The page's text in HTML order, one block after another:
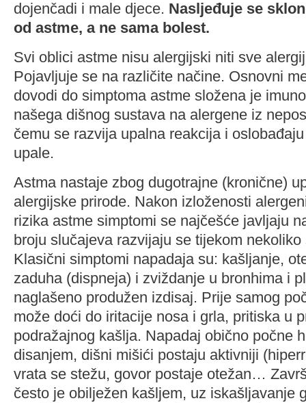
dojenčadi i male djece. Nasljeđuje se
od astme, a ne sama bolest.
Svi oblici astme nisu alergijski niti sve
Pojavljuje se na različite načine. Osnovni
dovodi do simptoma astme složena je
našega dišnog sustava na alergene iz
čemu se razvija upalna reakcija i
upale.
Astma nastaje zbog dugotrajne (kronične)
alergijske prirode. Nakon izloženosti
rizika astme simptomi se najčešće javljaju
broju slučajeva razvijaju se tijekom
Klasični simptomi napadaja su: kašljanje,
zaduha (dispneja) i zviždanje u bronhima i
naglašeno produžen izdisaj. Prije samog
može doći do iritacije nosa i grla, pritiska u
podražajnog kašlja. Napadaj obično počne
disanjem, dišni mišići postaju aktivniji
vrata se stežu, govor postaje otežan…
često je obilježen kašljem, uz iskašljavanje